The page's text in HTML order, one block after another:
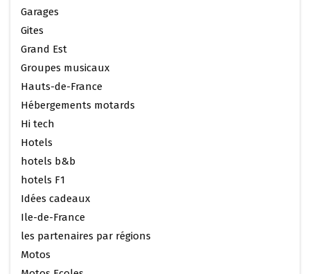
Garages
Gites
Grand Est
Groupes musicaux
Hauts-de-France
Hébergements motards
Hi tech
Hotels
hotels b&b
hotels F1
Idées cadeaux
Ile-de-France
les partenaires par régions
Motos